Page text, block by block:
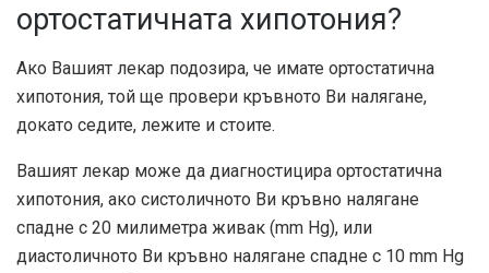
ортостатичната хипотония?
Ако Вашият лекар подозира, че имате ортостатична
хипотония, той ще провери кръвното Ви налягане,
докато седите, лежите и стоите.
Вашият лекар може да диагностицира ортостатична
хипотония, ако систоличното Ви кръвно налягане
спадне с 20 милиметра живак (mm Hg), или
диастоличното Ви кръвно налягане спадне с 10 mm Hg